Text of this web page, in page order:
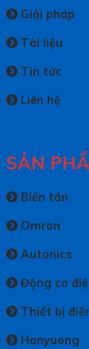
Giải pháp
Tài liệu
Tin tức
Liên hệ
SẢN
Biến tần
Omron
Autonics
Động cơ
Thiết bị
Hanyuong